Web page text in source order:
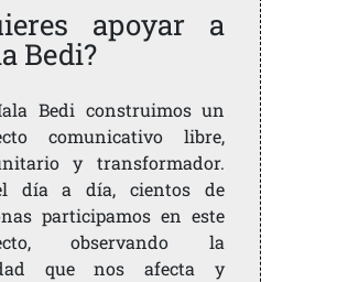
apoyar a
Bedi?
Bedi construimos un
comunicativo libre,
y transformador.
día a día, cientos de
participamos en este
observando la
que nos afecta y